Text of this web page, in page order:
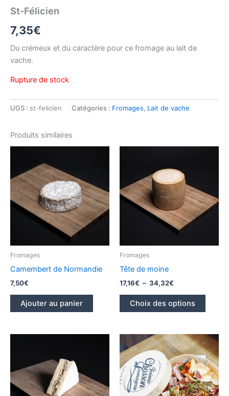
St-Félicien
7,35€
Du crémeux et du caractère pour ce fromage au lait de
vache.
Rupture de stock
UGS : st-felicien Catégories : Fromages, Lait de vache
Produits similaires
Fromages
Camembert de Normandie
7,50€
Ajouter au panier
Fromages
Tête de moine
17,16€ – 34,32€
prix :
17,16€
Choix des options
Ce
Les